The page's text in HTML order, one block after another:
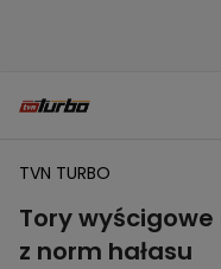
TVN TURBO
Tory
z norm hałasu